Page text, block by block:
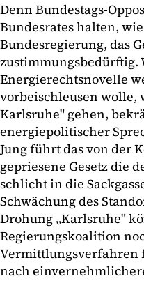
Denn Bundestags-
Bundesrates halten,
Bundesregierung, das
zustimmungsbedürftig.
Energierechtsnovelle
vorbeischleusen wolle,
Karlsruhe" gehen,
energiepolitischer
Jung führt das von der
gepriesene Gesetz die
schlicht in die
Schwächung des
Drohung „Karlsruhe"
Regierungskoalition
Vermittlungsverfahren
nach